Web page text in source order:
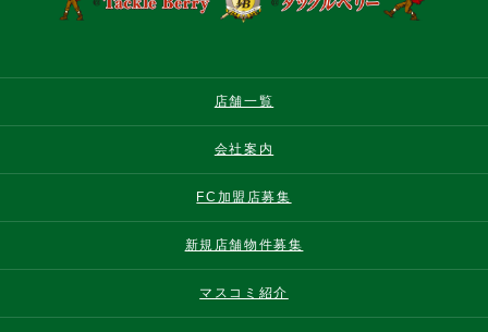
店舗一覧
会社案内
FC加盟店募集
新規店舗物件募集
マスコミ紹介